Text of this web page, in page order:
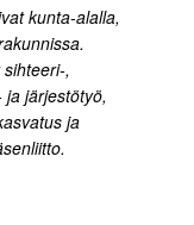
kunta-alalla,
,
järjestötyö,
ja